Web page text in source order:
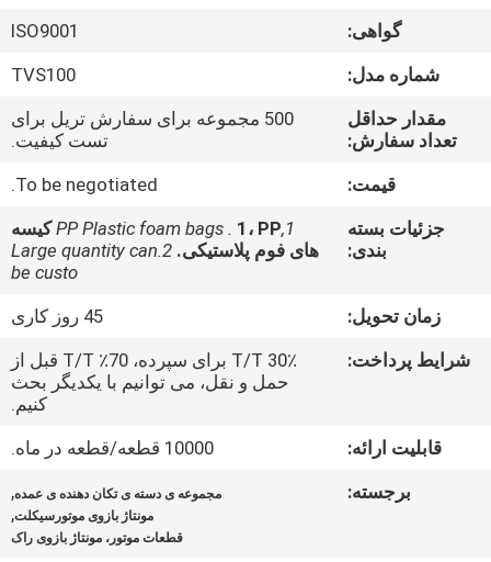
کارخانه
کیفیت
درخواست
گواهی:
ISO9001
شماره مدل:
TVS100
مقدار حداقل
تعداد سفارش:
500 مجموعه برای سفارش تریل برای
تست کیفیت.
قیمت:
To be negotiated.
جزئیات بسته
بندی:
1,PP Plastic foam bags .
1، PP کیسه
های فوم پلاستیکی.
2.Large quantity can
be custo
زمان تحویل:
45 روز کاری
شرایط پرداخت:
30٪ T/T برای سپرده، 70٪ T/T قبل از
حمل و نقل، می توانیم با یکدیگر بحث
کنیم.
قابلیت ارائه:
10000 قطعه/قطعه در ماه.
برجسته:
مجموعه ی دسته ی تکان دهنده ی عمده,
مونتاژ بازوی موتورسیکلت,
قطعات موتور، مونتاژ بازوی راک